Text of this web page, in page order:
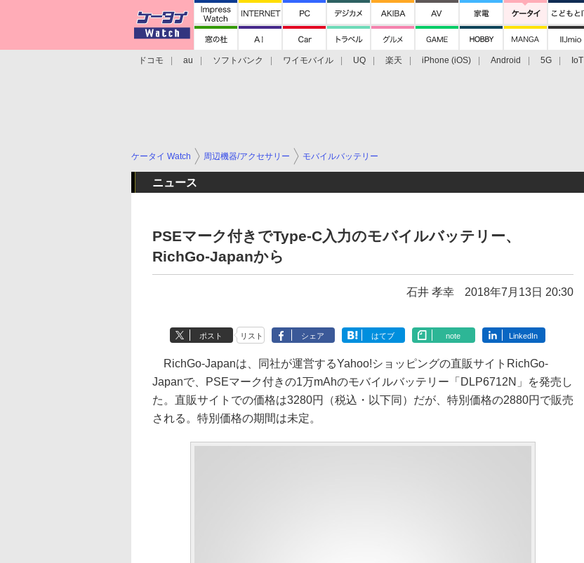
ドコモ au ソフトバンク ワイモバイル UQ 楽天 iPhone (iOS) Android 5G IoT
ケータイ Watch 周辺機器/アクセサリー モバイルバッテリー
ニュース
PSEマーク付きでType-C入力のモバイルバッテリー、
RichGo-Japanから
石井 孝幸 2018年7月13日 20:30
ポスト リスト シェア はてブ note LinkedIn
RichGo-Japanは、同社が運営するYahoo!ショッピングの直販サイトRichGo-
Japanで、PSEマーク付きの1万mAhのモバイルバッテリー「DLP6712N」を発売し
た。直販サイトでの価格は3280円（税込・以下同）だが、特別価格の2880円で販売
される。特別価格の期間は未定。